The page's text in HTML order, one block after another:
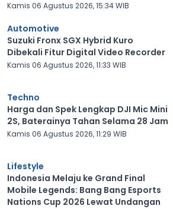
Kamis 06 Agustus 2026, 15:34 WIB
Automotive
Suzuki Fronx SGX Hybrid Kuro
Dibekali Fitur Digital Video Recorder
Kamis 06 Agustus 2026, 11:33 WIB
Techno
Harga dan Spek Lengkap DJI Mic Mini
2S, Baterainya Tahan Selama 28 Jam
Kamis 06 Agustus 2026, 11:29 WIB
Lifestyle
Indonesia Melaju ke Grand Final
Mobile Legends: Bang Bang Esports
Nations Cup 2026 Lewat Undangan